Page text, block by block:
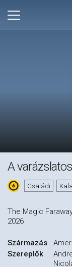
A
Családi
The Magic
2026
Származás
Szereplők